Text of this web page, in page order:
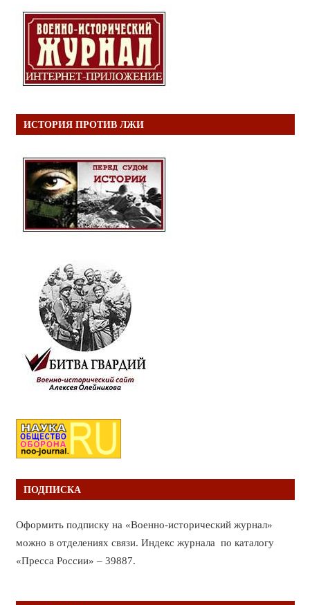
ИСТОРИЯ ПРОТИВ ЛЖИ
ПОДПИСКА
Оформить подписку на «Военно-исторический журнал»
можно в отделениях связи. Индекс журнала по каталогу
«Пресса России» – 39887.